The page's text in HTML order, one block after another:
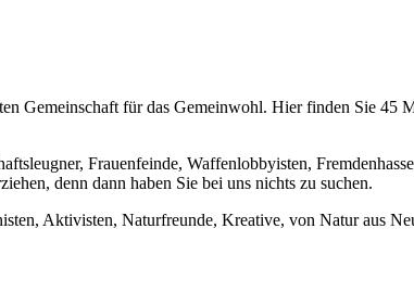
Gemeinschaft für das Gemeinwohl. Hier finden Sie
Frauenfeinde, Waffenlobbyisten,
denn dann haben Sie bei uns nichts zu suchen.
Aktivisten, Naturfreunde, Kreative, von Natur aus